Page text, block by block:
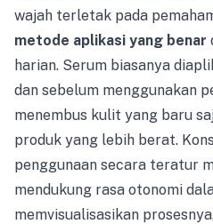
wajah terletak pada
metode aplikasi yang benar
harian. Serum biasanya
dan sebelum menggunakan
menembus kulit yang baru
produk yang lebih berat.
penggunaan secara teratur
mendukung rasa otonomi
memvisualisasikan